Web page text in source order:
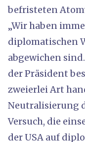
befristeten
„Wir haben
diplomatischen
abgewichen
der Präsident
zweierlei Art
Neutralisierung
Versuch, die
der USA auf